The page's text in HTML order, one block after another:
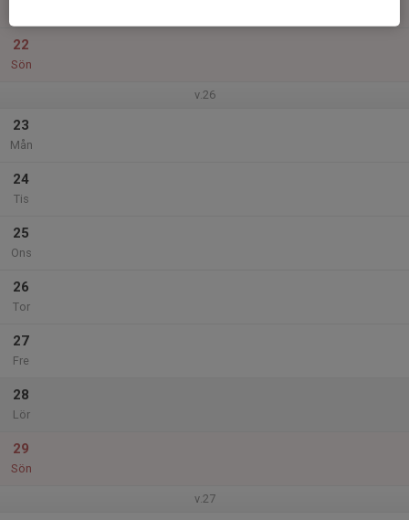
22
Sön
v.26
23
Mån
24
Tis
25
Ons
26
Tor
27
Fre
28
Lör
29
Sön
v.27